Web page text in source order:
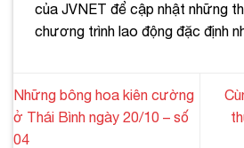
của JVNET để cập nhật những
chương trình lao động đặc định
Những bông hoa kiên cường
ở Thái Bình ngày 20/10 – số
04